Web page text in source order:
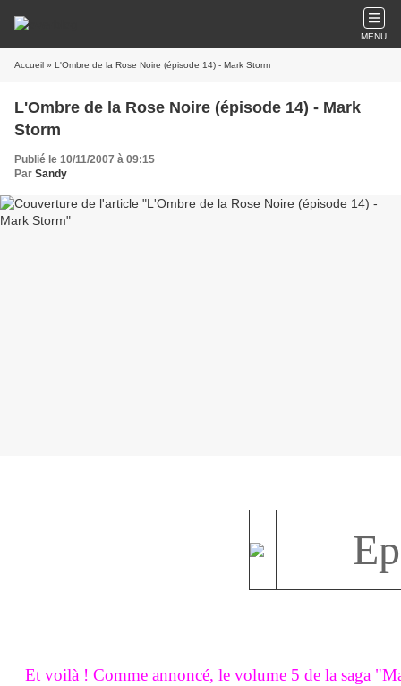
MENU
Accueil » L'Ombre de la Rose Noire (épisode 14) - Mark Storm
L'Ombre de la Rose Noire (épisode 14) - Mark
Storm
Publié le 10/11/2007 à 09:15
Par Sandy
Et voilà ! Comme annoncé, le volume 5 de la saga